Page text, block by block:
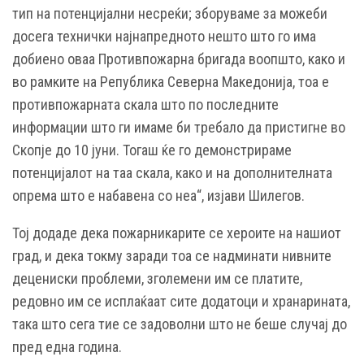
тип на потенцијални несреќи; зборуваме за можеби
досега технички најнапредното нешто што го има
добиено оваа Противпожарна бригада воопшто, како и
во рамките на Република Северна Македонија, тоа е
противпожарната скала што по последните
информации што ги имаме би требало да пристигне во
Скопје до 10 јуни. Тогаш ќе го демонстрираме
потенцијалот на таа скала, како и на дополнителната
опрема што е набавена со неа“, изјави Шилегов.
Тој додаде дека пожарникарите се хероите на нашиот
град, и дека токму заради тоа се надминати нивните
децениски проблеми, зголемени им се платите,
редовно им се исплаќаат сите додатоци и хранарината,
така што сега тие се задоволни што не беше случај до
пред една година.